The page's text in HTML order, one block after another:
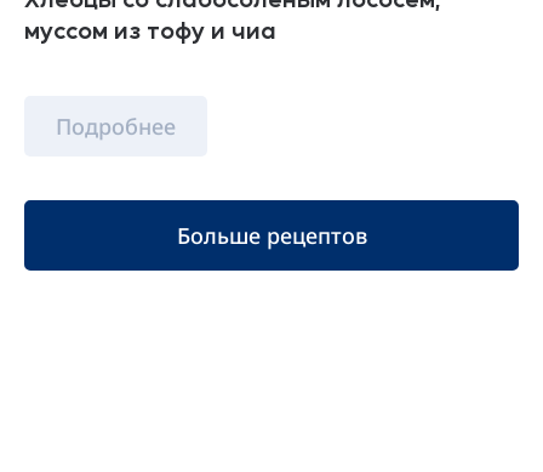
муссом из тофу и чиа
Подробнее
Больше рецептов